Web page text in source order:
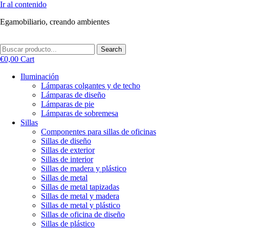
Ir al contenido
Egamobiliario, creando ambientes
Search
€0,00 Cart
Iluminación
Lámparas colgantes y de techo
Lámparas de diseño
Lámparas de pie
Lámparas de sobremesa
Sillas
Componentes para sillas de oficinas
Sillas de diseño
Sillas de exterior
Sillas de interior
Sillas de madera y plástico
Sillas de metal
Sillas de metal tapizadas
Sillas de metal y madera
Sillas de metal y plástico
Sillas de oficina de diseño
Sillas de plástico